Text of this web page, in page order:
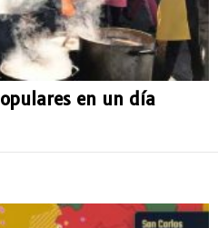
en un día